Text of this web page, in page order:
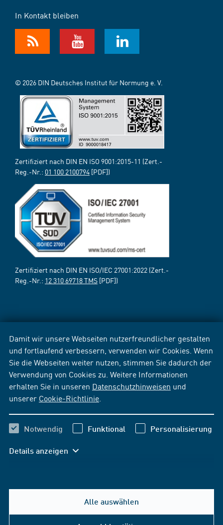
Damit wir unsere Webseiten nutzerfreundlicher gestalten
und fortlaufend verbessern, verwenden wir Cookies. Wenn
Sie die Webseiten weiter nutzen, stimmen Sie dadurch der
Verwendung von Cookies zu. Weitere Informationen
erhalten Sie in unseren Datenschutzhinweisen und
unserer Cookie-Richtlinie
Notwendig Funktional Personalisierung
Details anzeigen
Alle auswählen
In Kontakt bleiben
© 2026 DIN Deutsches Institut für Normung e. V.
Zertifiziert nach DIN EN ISO 9001:2015-11 (Zert.-
Reg.-Nr.: 01 100 2100794 [PDF])
Zertifiziert nach DIN EN ISO/IEC 27001:2022 (Zert.-
Reg.-Nr.: 12 310 69718 TMS [PDF])